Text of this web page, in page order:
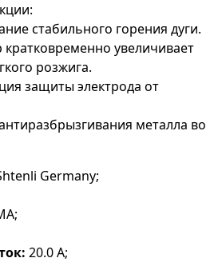
стабильного горения дуги.
кратковременно увеличивает
розжига.
защиты электрода от
металла во
Germany;
20.0 А;